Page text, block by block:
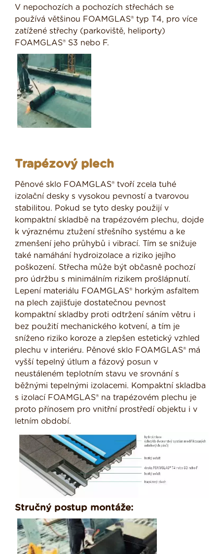
V nepochozích a pochozích střechách se
používá většinou FOAMGLAS® typ T4, pro více
zatížené střechy (parkoviště, heliporty)
FOAMGLAS® S3 nebo F.
Trapézový plech
Pěnové sklo FOAMGLAS® tvoří zcela tuhé
izolační desky s vysokou pevností a tvarovou
stabilitou. Pokud se tyto desky použijí v
kompaktní skladbě na trapézovém plechu, dojde
k výraznému ztužení střešního systému a ke
zmenšení jeho průhybů i vibrací. Tím se snižuje
také namáhání hydroizolace a riziko jejího
poškození. Střecha může být občasně pochozí
pro údržbu s minimálním rizikem prošlápnutí.
Lepení materiálu FOAMGLAS® horkým asfaltem
na plech zajišťuje dostatečnou pevnost
kompaktní skladby proti odtržení sáním větru i
bez použití mechanického kotvení, a tím je
sníženo riziko koroze a zlepšen estetický vzhled
plechu v interiéru. Pěnové sklo FOAMGLAS® má
vyšší tepelný útlum a fázový posun v
neustáleném teplotním stavu ve srovnání s
běžnými tepelnými izolacemi. Kompaktní skladba
s izolací FOAMGLAS® na trapézovém plechu je
proto přínosem pro vnitřní prostředí objektu i v
letním období.
Stručný postup montáže: